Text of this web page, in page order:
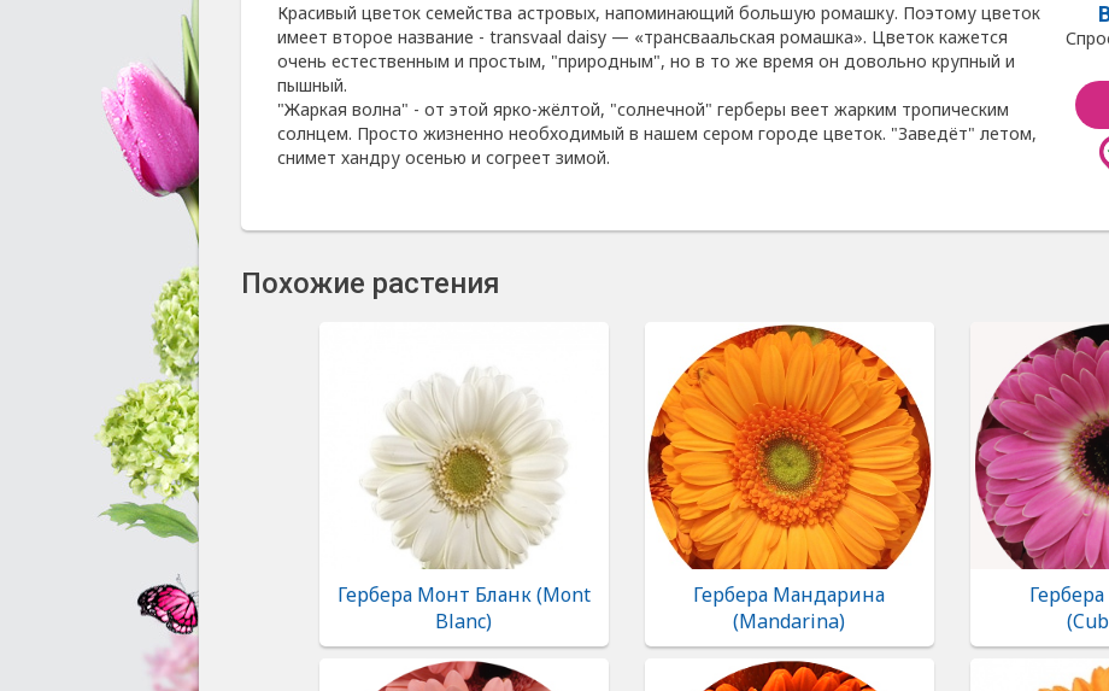
Красивый цветок семейства астровых, напоминающий большую ромашку. Поэтому цветок
имеет второе название - transvaal daisy — «трансваальская ромашка». Цветок кажется
очень естественным и простым, "природным", но в то же время он довольно крупный и
пышный.
"Жаркая волна" - от этой ярко-жёлтой, "солнечной" герберы веет жарким тропическим
солнцем. Просто жизненно необходимый в нашем сером городе цветок. "Заведёт" летом,
снимет хандру осенью и согреет зимой.
Похожие растения
Гербера Монт Бланк (Mont
Blanc)
Гербера Мандарина
(Mandarina)